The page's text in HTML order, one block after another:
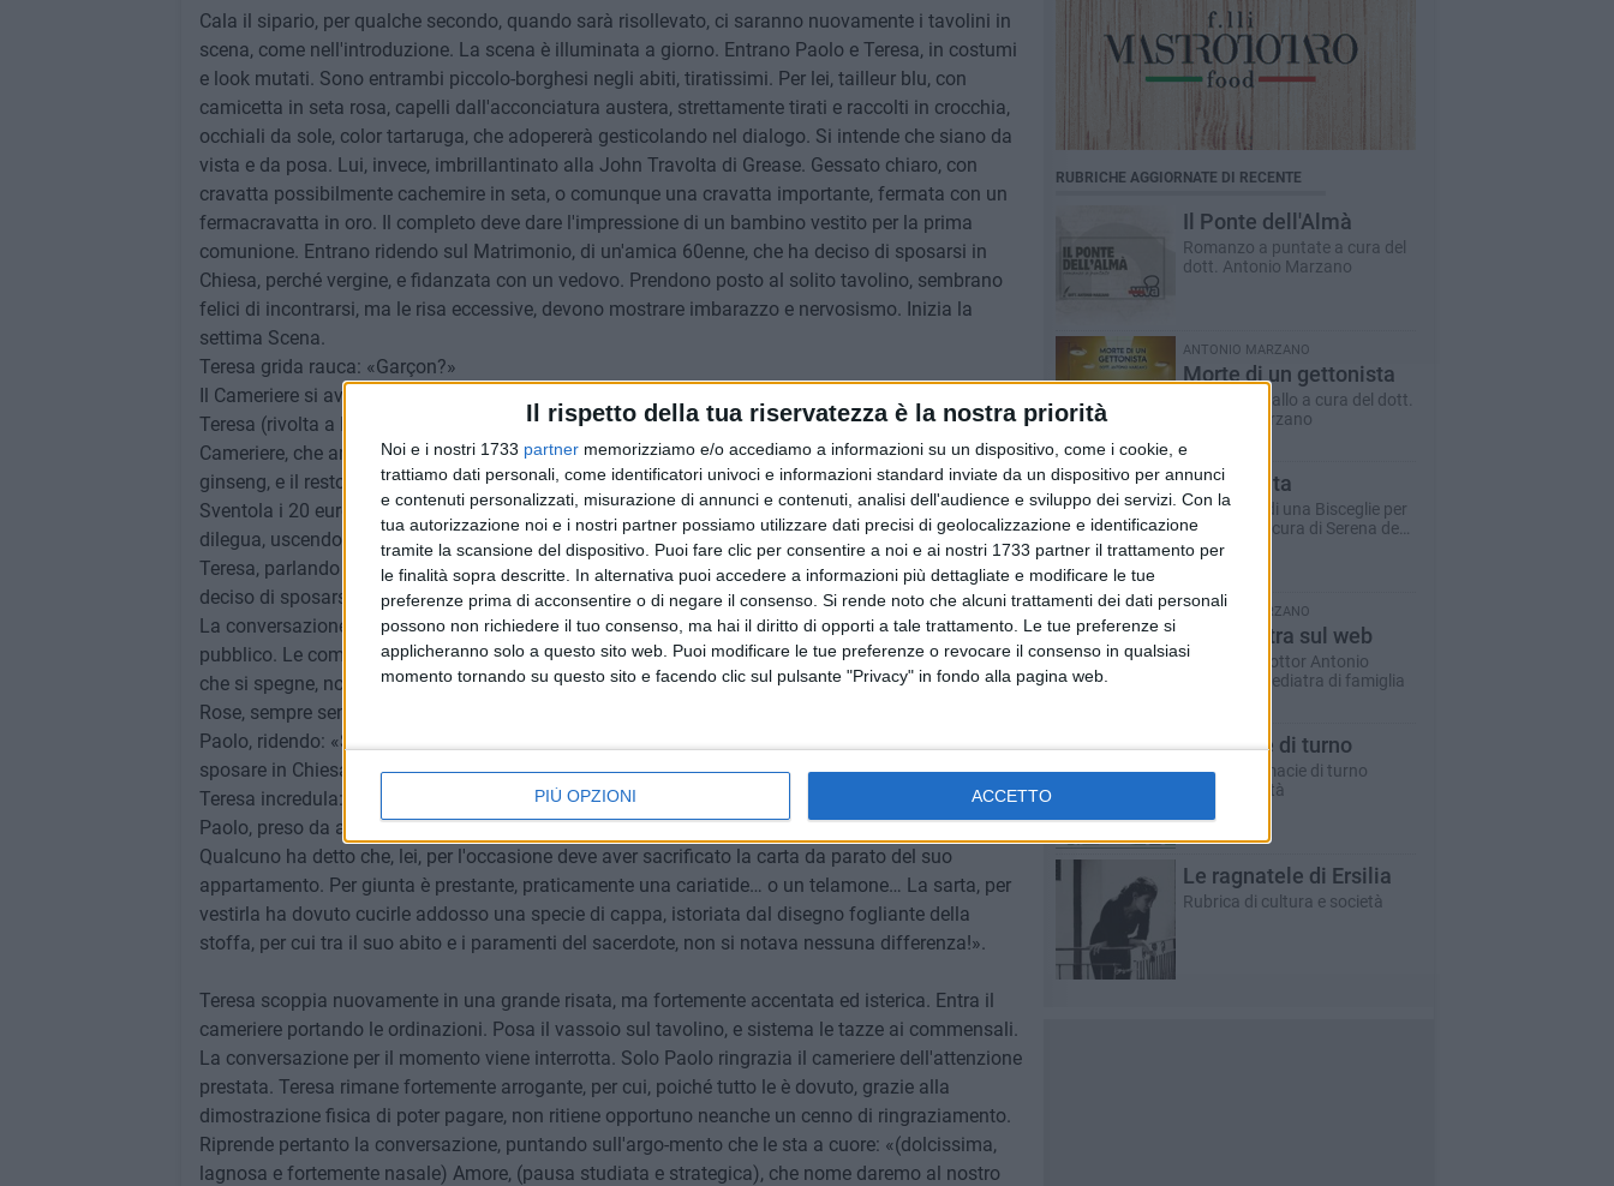
Il rispetto della tua riservatezza è la nostra priorità
Noi e i nostri 1733 partner memorizziamo e/o accediamo a informazioni su un dispositivo, come i cookie, e
trattiamo dati personali, come identificatori univoci e informazioni standard inviate da un dispositivo per annunci
e contenuti personalizzati, misurazione di annunci e contenuti, analisi dell'audience e sviluppo dei servizi. Con la
tua autorizzazione noi e i nostri partner possiamo utilizzare dati precisi di geolocalizzazione e identificazione
tramite la scansione del dispositivo. Puoi fare clic per consentire a noi e ai nostri 1733 partner il trattamento per
le finalità sopra descritte. In alternativa puoi accedere a informazioni più dettagliate e modificare le tue
preferenze prima di acconsentire o di negare il consenso. Si rende noto che alcuni trattamenti dei dati personali
possono non richiedere il tuo consenso, ma hai il diritto di opporti a tale trattamento. Le tue preferenze si
applicheranno solo a questo sito web. Puoi modificare le tue preferenze o revocare il consenso in qualsiasi
momento tornando su questo sito e facendo clic sul pulsante "Privacy" in fondo alla pagina web.
PIÙ OPZIONI ACCETTO
Cala il sipario, per qualche secondo, quando sarà risollevato, ci saranno nuovamente i tavolini in
scena, come nell'introduzione. La scena è illuminata a giorno. Entrano Paolo e Teresa, in costumi
e look mutati. Sono entrambi piccolo-borghesi negli abiti, tiratissimi. Per lei, tailleur blu, con
camicetta in seta rosa, capelli dall'acconciatura austera, strettamente tirati e raccolti in crocchia,
occhiali da sole, color tartaruga, che adopererà gesticolando nel dialogo. Si intende che siano da
vista e da posa. Lui, invece, imbrillantinato alla John Travolta di Grease. Gessato chiaro, con
cravatta possibilmente cachemire in seta, o comunque una cravatta importante, fermata con un
fermacravatta in oro. Il completo deve dare l'impressione di un bambino vestito per la prima
comunione. Entrano ridendo sul Matrimonio, di un'amica 60enne, che ha deciso di sposarsi in
Chiesa, perché vergine, e fidanzata con un vedovo. Prendono posto al solito tavolino, sembrano
felici di incontrarsi, ma le risa eccessive, devono mostrare imbarazzo e nervosismo. Inizia la
settima Scena.
Teresa grida rauca: «Garçon?»
Il Cameriere si avvicina e recita: «I Signori gradiscono?»
Teresa (rivolta a Paolo, che invece tace): «Un caffè macchiato?». Guardando negli occhi il
Cameriere, che annuisce consenziente, segnando l'ordinazione su un taccuino: «Per me un
ginseng, e il resto di Venti!»
Sventola i 20 euro che ha estratto dal portafoglio, con maestrale arroganza. Il Cameriere si
dilegua, uscendo sempre dalla quinta a sinistra.
Teresa, parlando dell'amica comune, continuando una conversazione già iniziata: «Quindi ha
deciso di sposarsi in Chiesa, a sessant'anni?»
La conversazione privata, grazie ai microfoni deve diventare estremamente intellegibile dal
pubblico. Le comparse possono liberamente commentare, producendo un brusio di sottofondo,
che si spegne, non appena gli attori riprendono a parlare. La musica torna ad essere la Vie en
Rose, sempre senza cantato (eseguita da un violino solista).
Paolo, ridendo: «Si! C'era tutta la famiglia di lei, e la figlia di lui, che, essendo vedovo, l'ha potuta
sposare in Chiesa»
Teresa incredula: «Con l'abito bianco, perché vergine, e le damigelle a tagliare il nastro?»
Paolo, preso da ancora più forte ilarità: «L'abito era ecrù (pettegolo) ma non si poteva guardare.
Qualcuno ha detto che, lei, per l'occasione deve aver sacrificato la carta da parato del suo
appartamento. Per giunta è prestante, praticamente una cariatide… o un telamone… La sarta, per
vestirla ha dovuto cucirle addosso una specie di cappa, istoriata dal disegno fogliante della
stoffa, per cui tra il suo abito e i paramenti del sacerdote, non si notava nessuna differenza!».
Teresa scoppia nuovamente in una grande risata, ma fortemente accentata ed isterica. Entra il
cameriere portando le ordinazioni. Posa il vassoio sul tavolino, e sistema le tazze ai commensali.
La conversazione per il momento viene interrotta. Solo Paolo ringrazia il cameriere dell'attenzione
prestata. Teresa rimane fortemente arrogante, per cui, poiché tutto le è dovuto, grazie alla
dimostrazione fisica di poter pagare, non ritiene opportuno neanche un cenno di ringraziamento.
Riprende pertanto la conversazione, puntando sull'argo-mento che le sta a cuore: «(dolcissima,
lagnosa e fortemente nasale) Amore, (pausa studiata e strategica), che nome daremo al nostro
RUBRICHE AGGIORNATE DI RECENTE
Il Ponte dell'Almà
Romanzo a puntate a cura del
dott. Antonio Marzano
ANTONIO MARZANO
Morte di un gettonista
Racconto giallo a cura del dott.
Antonio Marzano
Dare la vita
Il racconto di una Bisceglie per
il Sociale - a cura di Serena de
Musso
ANTONIO MARZANO
Un pediatra sul web
A cura del dottor Antonio
Marzano - pediatra di famiglia
Farmacie di turno
Tutte le farmacie di turno
aperte in città
Le ragnatele di Ersilia
Rubrica di cultura e società